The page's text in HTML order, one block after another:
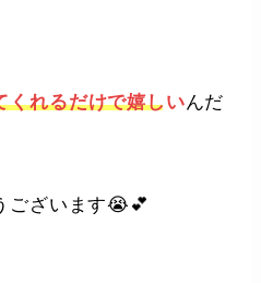
くれるだけで嬉しいんだ
ございます😭💕